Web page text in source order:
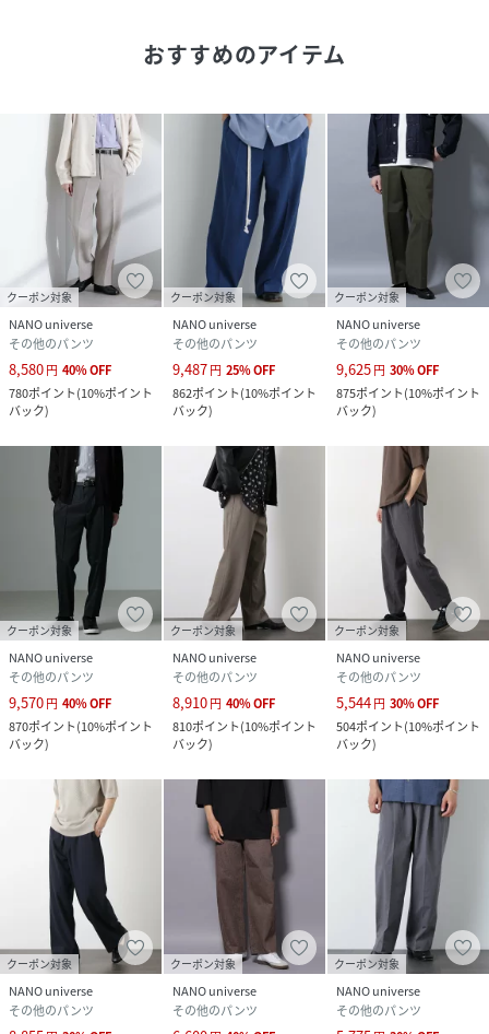
・同素材のトップスと合わせた統一感のある洗練された夏ス
都会的な印象のスタイリングも◎
■シリーズ
・6685221203 メランジドライプルオーバーシャツ(セット
アップ可)
・6685221204 メランジドライオープンカラーシャツ(セッ
トアップ可)
・6685221205 メランジドライシャツジャケット 半袖(セ
ットアップ可)
・6685228201 メランジドライイージーショートパンツ(セ
ットアップ可)
スタンダードなサイズ感
【推奨サイズ】
Sサイズ: 163-170cm
Mサイズ: 168-175cm
Lサイズ: 173-180cm
XLサイズ: 175-182cm
※標準体型を基にした目安でございます。予めご理解、ご了
承の上お買い求めください。
※該当の無いサイズも記載しておりますので、展開サイズを
ご参考ください。
洗濯の際は附属品を取外して下さい。 ネットを使用してくだ
さい。 形をととのえてから干して下さい。 濡れたままの放
置や、長時間の浸漬はしないで下さい。 あて布を使用してく
ださい。 ゴム部分には、アイロンを当てないで下さい。
※サンプルにて撮影、採寸を行う為、実際にお届けする商品
と仕様やサイズが異なる場合がございます。予約時は生産の
都合上、お届け予定時期が前後する場合もございますので、
予めご了承下さい。
※光の当たり具合や撮影環境により色味が異なる場合がござ
おすすめのアイテム
クーポン対象
NANO universe
その他のパンツ
8,580円 40%OFF
780ポイント(10%ポイント
バック)
クーポン対象
NANO universe
その他のパンツ
9,487円 25%OFF
862ポイント(10%ポイント
バック)
クーポン対象
NANO universe
その他のパンツ
9,625円 30%OFF
875ポイント(10%ポイント
バック)
クーポン対象
NANO universe
その他のパンツ
9,570円 40%OFF
870ポイント(10%ポイント
バック)
クーポン対象
NANO universe
その他のパンツ
8,910円 40%OFF
810ポイント(10%ポイント
バック)
クーポン対象
NANO universe
その他のパンツ
5,544円 30%OFF
504ポイント(10%ポイント
バック)
クーポン対象
NANO universe
その他のパンツ
クーポン対象
NANO universe
その他のパンツ
クーポン対象
NANO universe
その他のパンツ